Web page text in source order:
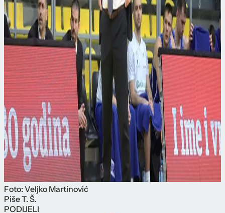
Foto: Veljko Martinović
PišeT. Š.
PODIJELI